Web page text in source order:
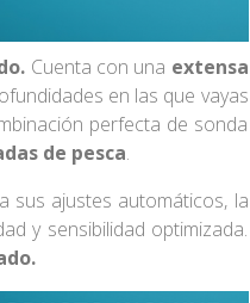
Cuenta con una extensa
en las que vayas
perfecta de sonda
de pesca.
sus ajustes automáticos, la
y sensibilidad optimizada.